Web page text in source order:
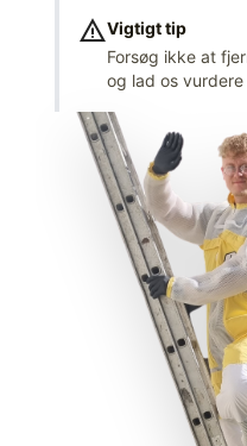
warningVigtigt tip
Forsøg ikke at
og lad os